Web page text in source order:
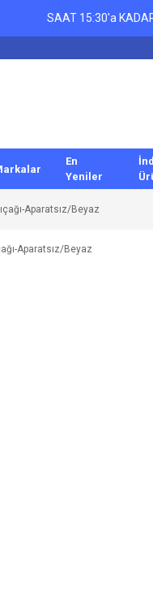
SAAT 15:30'a
En
Yeniler
Aparatsız/Beyaz